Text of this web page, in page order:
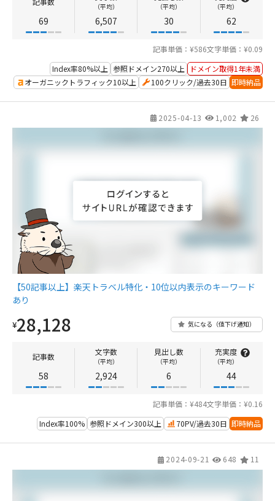
69
（平均）
6,507
（平均）
30
（平均）
62
記事単価：¥586文字単価：¥0.09
Index率80%以上 参照ドメイン270以上
ドメイン取得1年未満
オーガニックトラフィック10以上
100クリック/過去30日 即時納品
2025-04-13 1,002 26
【50記事以上】楽天トラベル特化・10位以内表示のキーワード
あり
¥28,128 気になる（値下げ通知）
記事数
58
文字数
（平均）
2,924
見出し数
（平均）
6
充実度
（平均）
44
記事単価：¥484文字単価：¥0.16
Index率100% 参照ドメイン300以上 70PV/過去30日 即時納品
2024-09-21 648 11